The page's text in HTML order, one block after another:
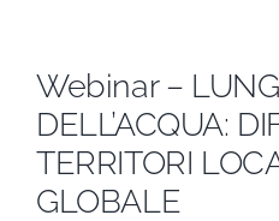
Chi
Webinar –
DELL’ACQUA:
TERRITORI
GLOBALE